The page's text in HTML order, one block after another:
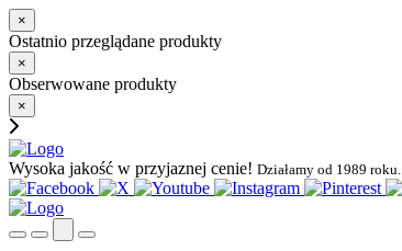
×
Ostatnio przeglądane produkty
×
Obserwowane produkty
×
Wysoka jakość w przyjaznej cenie! Działamy od 1989 roku.